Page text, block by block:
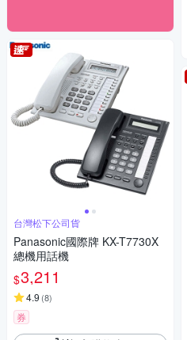
台灣松下公司貨
Panasonic國際牌 KX-T7730X
總機用話機
$3,211
4.9 (8)
券